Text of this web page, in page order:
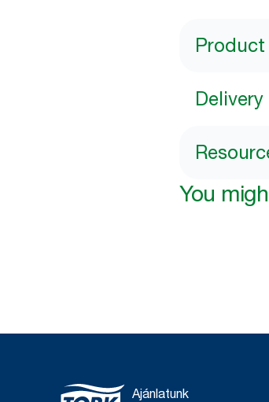
You
Ajánlatunk